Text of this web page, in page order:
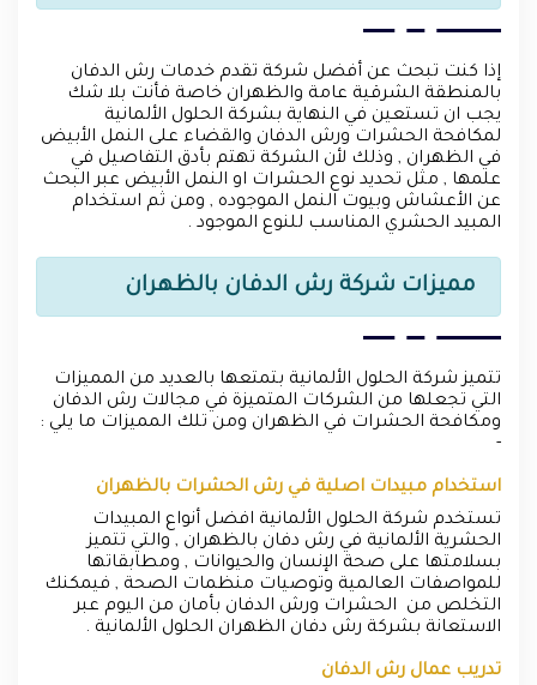
إذا كنت تبحث عن أفضل شركة تقدم خدمات رش الدفان
بالمنطقة الشرقية عامة والظهران خاصة فأنت بلا شك
يجب ان تستعين في النهاية بشركة الحلول الألمانية
لمكافحة الحشرات ورش الدفان والقضاء على النمل الأبيض
في الظهران , وذلك لأن الشركة تهتم بأدق التفاصيل في
علمها , مثل تحديد نوع الحشرات او النمل الأبيض عبر البحث
عن الأعشاش وبيوت النمل الموجوده , ومن ثم استخدام
المبيد الحشري المناسب للنوع الموجود .
مميزات شركة رش الدفان بالظهران
تتميز شركة الحلول الألمانية بتمتعها بالعديد من المميزات
التي تجعلها من الشركات المتميزة في مجالات رش الدفان
ومكافحة الحشرات في الظهران ومن تلك المميزات ما يلي :
-
استخدام مبيدات اصلية في رش الحشرات بالظهران
تستخدم شركة الحلول الألمانية افضل أنواع المبيدات
الحشرية الألمانية في رش دفان بالظهران , والتي تتميز
بسلامتها على صحة الإنسان والحيوانات , ومطابقاتها
للمواصفات العالمية وتوصيات منظمات الصحة , فيمكنك
التخلص من الحشرات ورش الدفان بأمان من اليوم عبر
الاستعانة بشركة رش دفان الظهران الحلول الألمانية .
تدريب عمال رش الدفان